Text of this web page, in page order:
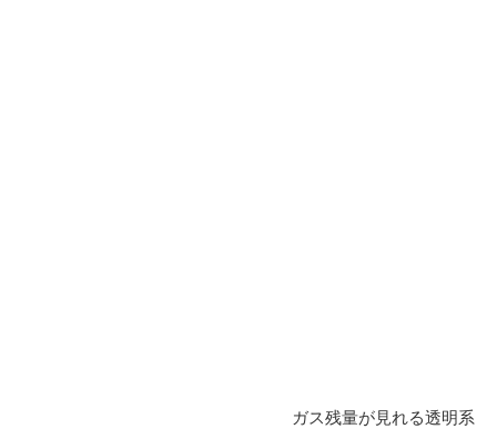
ガス残量が見れる透明系